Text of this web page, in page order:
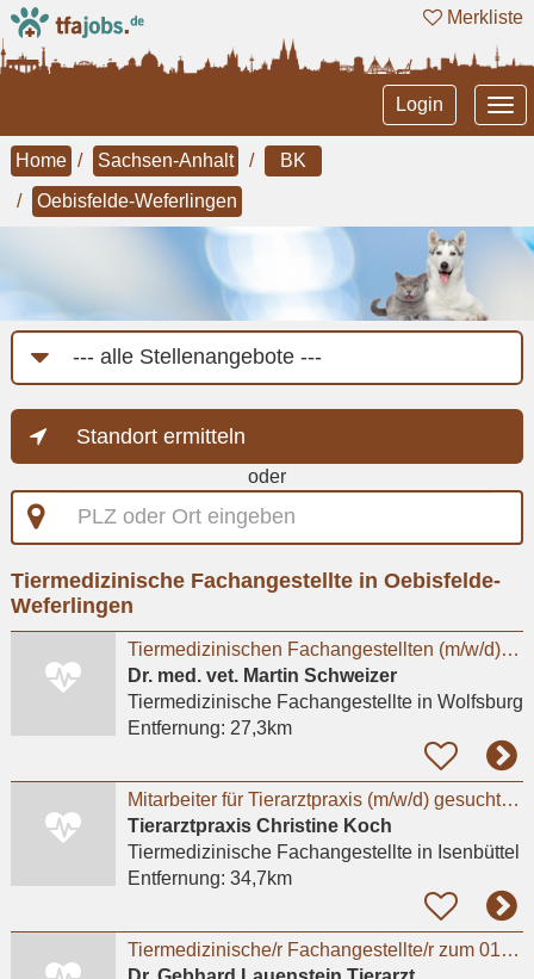
Merkliste
Login
Home Sachsen-Anhalt
BK
Oebisfelde-Weferlingen
Job-
Kategorie
Standort ermitteln
oder
PLZ
oder
eingeben
Tiermedizinische Fachangestellte in Oebisfelde-
Weferlingen
Tiermedizinischen Fachangestellten (m/w/d) in unserer Kleintierarztpraxis in Fallersleben
Dr. med. vet. Martin Schweizer
Tiermedizinische Fachangestelltein Wolfsburg
Entfernung: 27,3km
Mitarbeiter für Tierarztpraxis (m/w/d) gesucht– flexible Arbeitszeiten, moderne Praxis
Tierarztpraxis Christine Koch
Tiermedizinische Fachangestelltein Isenbüttel
Entfernung: 34,7km
Tiermedizinische/r Fachangestellte/r zum 01.08.2026